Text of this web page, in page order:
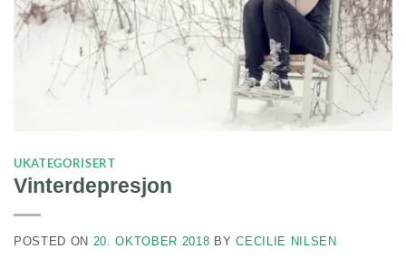
UKATEGORISERT
Vinterdepresjon
POSTED ON 20. OKTOBER 2018 BYCECILIE NILSEN